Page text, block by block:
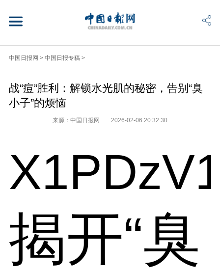
中国日报网 > 中国日报专稿 >
战“痘”胜利：解锁水光肌的秘密，告别“臭
小子”的烦恼
来源：中国日报网 2026-02-06 20:32:30
揭开“臭